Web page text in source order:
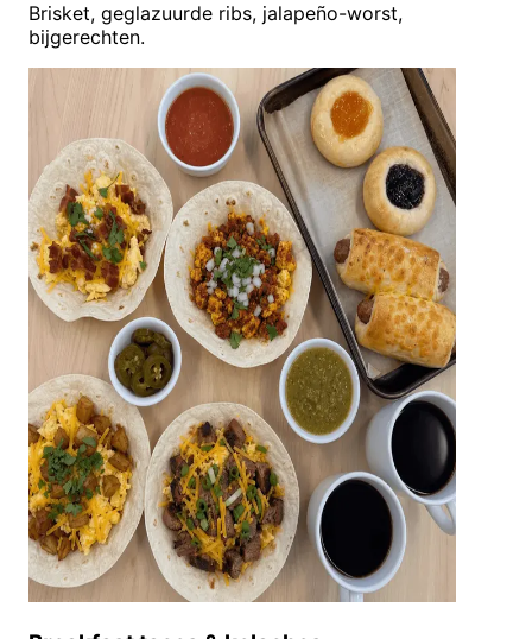
Brisket, geglazuurde ribs, jalapeño-worst,
bijgerechten.